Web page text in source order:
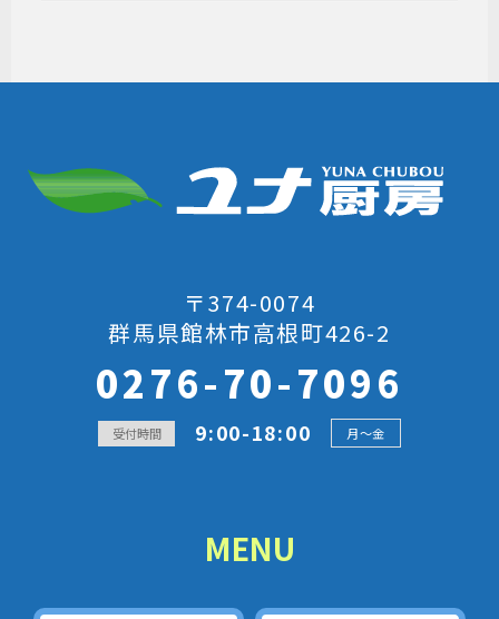
〒374-0074
群馬県館林市高根町426-2
0276-70-7096
受付時間 9:00-18:00 月～金
MENU